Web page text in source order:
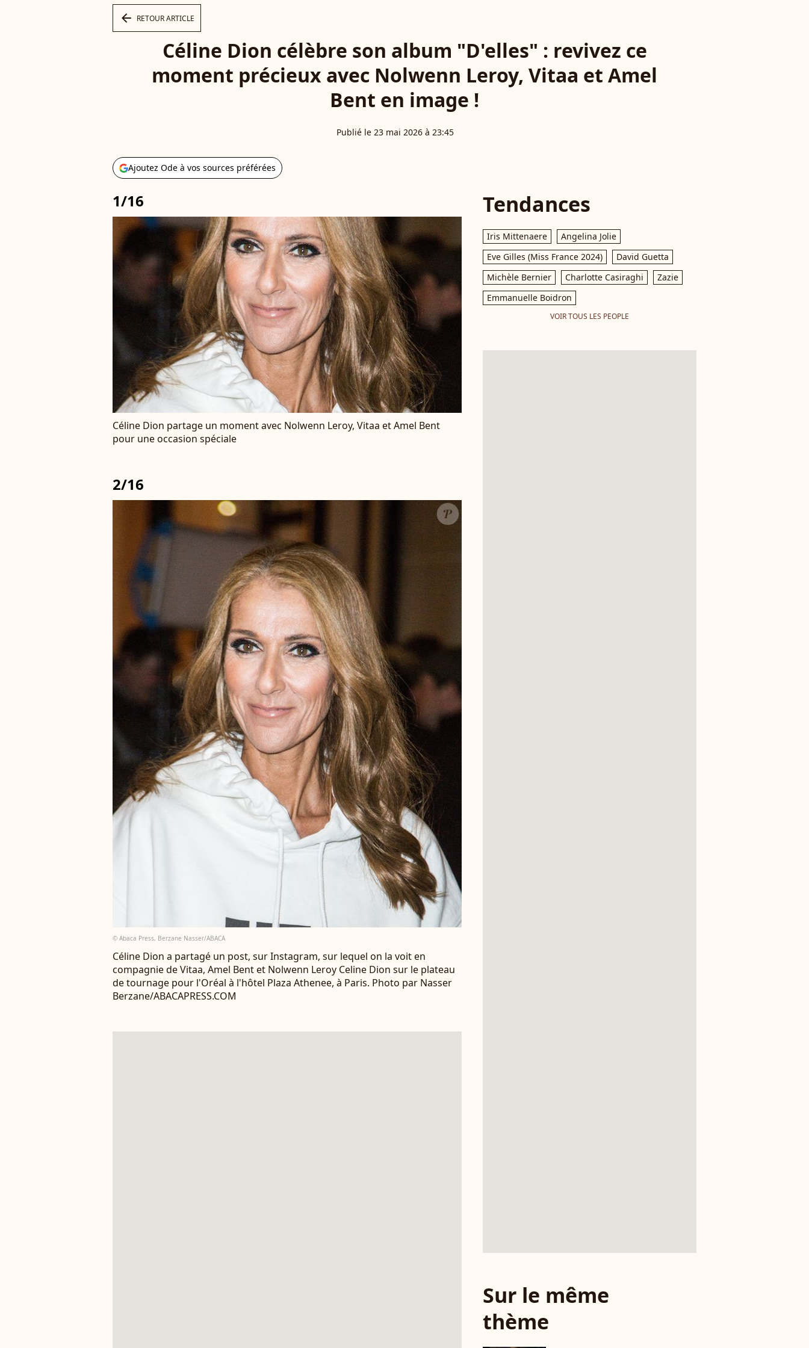
arrow_left RETOUR ARTICLE
Céline Dion célèbre son album "D'elles" : revivez ce
moment précieux avec Nolwenn Leroy, Vitaa et Amel
Bent en image !
Publié le 23 mai 2026 à 23:45
Ajoutez Ode à vos sources préférées
1/16
Céline Dion partage un moment avec Nolwenn Leroy, Vitaa et Amel Bent
pour une occasion spéciale
2/16
© Abaca Press, Berzane Nasser/ABACA
Céline Dion a partagé un post, sur Instagram, sur lequel on la voit en
compagnie de Vitaa, Amel Bent et Nolwenn Leroy Celine Dion sur le plateau
de tournage pour l'Oréal à l'hôtel Plaza Athenee, à Paris. Photo par Nasser
Berzane/ABACAPRESS.COM
Tendances
Iris Mittenaere
Angelina Jolie
Eve Gilles (Miss France 2024)
David Guetta
Michèle Bernier
Charlotte Casiraghi
Zazie
Emmanuelle Boidron
VOIR TOUS LES PEOPLE
Sur le même
thème